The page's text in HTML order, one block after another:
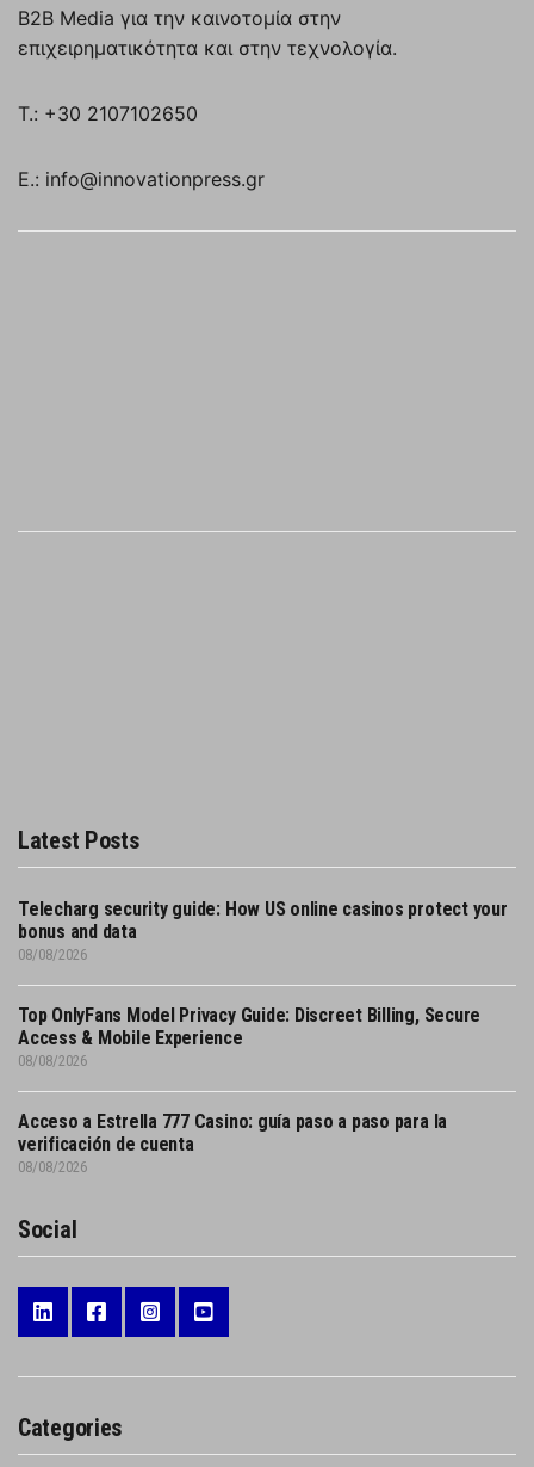
B2B Media για την καινοτομία στην
επιχειρηματικότητα και στην τεχνολογία.
T.: +30 2107102650
E.: info@innovationpress.gr
Latest Posts
Telecharg security guide: How US online casinos protect your
bonus and data
08/08/2026
Top OnlyFans Model Privacy Guide: Discreet Billing, Secure
Access & Mobile Experience
08/08/2026
Acceso a Estrella 777 Casino: guía paso a paso para la
verificación de cuenta
08/08/2026
Social
Categories